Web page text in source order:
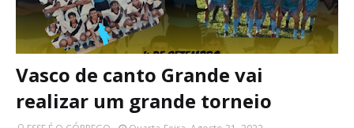
Vasco de canto Grande vai
realizar um grande torneio